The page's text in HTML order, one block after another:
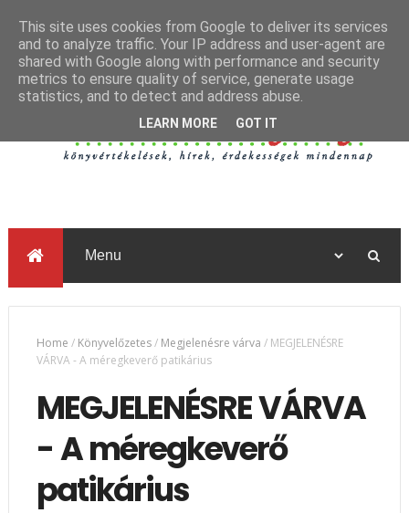
Home / Könyvelőzetes/ Megjelenésre várva / MEGJELENÉSRE
VÁRVA - A méregkeverő patikárius
MEGJELENÉSRE VÁRVA
- A méregkeverő
patikárius
This site uses cookies from Google to deliver its services
and to analyze traffic. Your IP address and user-agent are
shared with Google along with performance and security
metrics to ensure quality of service, generate usage
statistics, and to detect and address abuse.
LEARN MORE GOT IT